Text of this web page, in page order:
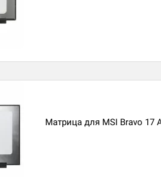
Матрица для MSI Bravo 17